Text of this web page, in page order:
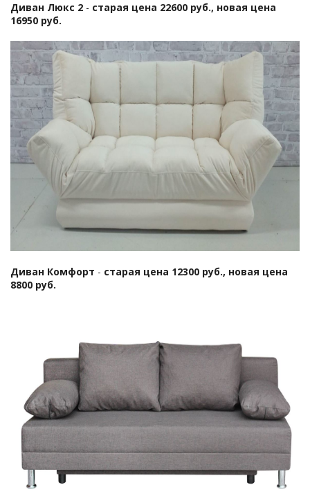
Диван Люкс 2 - старая цена 22600 руб., новая цена
16950 руб.
Диван Комфорт - старая цена 12300 руб., новая цена
8800 руб.